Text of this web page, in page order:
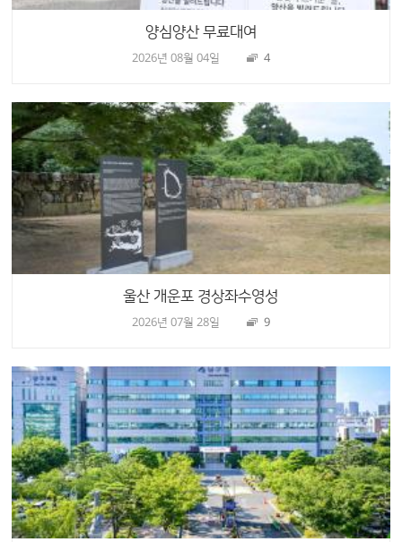
양심양산 무료대여
2026년 08월 04일 4
울산 개운포 경상좌수영성
2026년 07월 28일 9